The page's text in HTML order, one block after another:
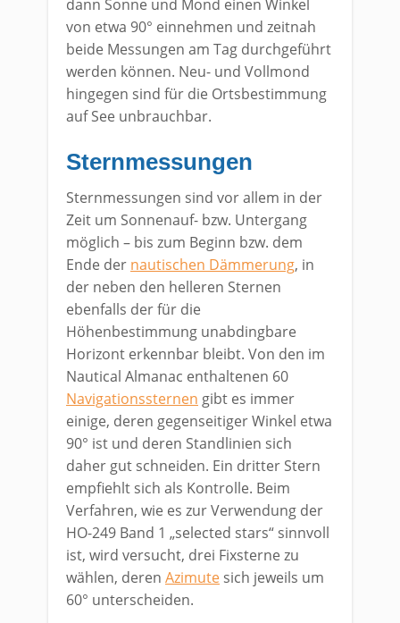
dann Sonne und Mond einen Winkel
von etwa 90° einnehmen und zeitnah
beide Messungen am Tag durchgeführt
werden können. Neu- und Vollmond
hingegen sind für die Ortsbestimmung
auf See unbrauchbar.
Sternmessungen
Sternmessungen sind vor allem in der
Zeit um Sonnenauf- bzw. Untergang
möglich – bis zum Beginn bzw. dem
Ende der nautischen Dämmerung, in
der neben den helleren Sternen
ebenfalls der für die
Höhenbestimmung unabdingbare
Horizont erkennbar bleibt. Von den im
Nautical Almanac enthaltenen 60
Navigationssternen gibt es immer
einige, deren gegenseitiger Winkel etwa
90° ist und deren Standlinien sich
daher gut schneiden. Ein dritter Stern
empfiehlt sich als Kontrolle. Beim
Verfahren, wie es zur Verwendung der
HO-249 Band 1 „selected stars“ sinnvoll
ist, wird versucht, drei Fixsterne zu
wählen, deren Azimute sich jeweils um
60° unterscheiden.